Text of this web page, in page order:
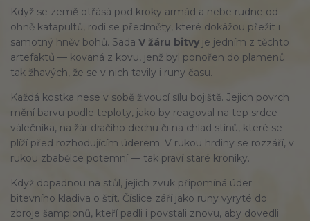
Když se země otřásá pod kroky armád a nebe rudne od
ohně katapultů, rodí se předměty, které dokážou přežít i
samotný hněv bohů. Sada V žáru bitvy je jedním z těchto
artefaktů — kovaná z kovu, jenž byl ponořen do plamenů
tak žhavých, že se v nich tavily i runy času.
Každá kostka nese v sobě živoucí sílu bojiště. Jejich povrch
mění barvu podle teploty, jako by reagoval na tep srdce
válečníka, na žár dračího dechu či na chlad stínů, které se
plíží před rozhodujícím úderem. V rukou hrdiny se rozzáří, v
rukou zbabělce potemní — tak praví staré kroniky.
Když dopadnou na stůl, jejich zvuk připomíná úder
bitevního kladiva o štít. Číslice září jako runy vyryté do
zbroje šampionů, kteří padli i povstali znovu, aby dovedli